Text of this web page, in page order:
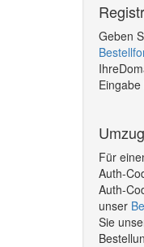
Geben
Für
Auth-
Auth-
unser
Sie